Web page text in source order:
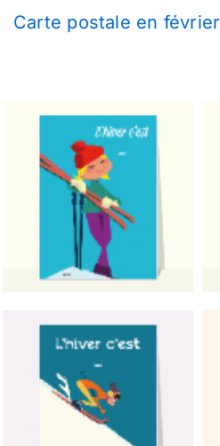
Carte postale en février